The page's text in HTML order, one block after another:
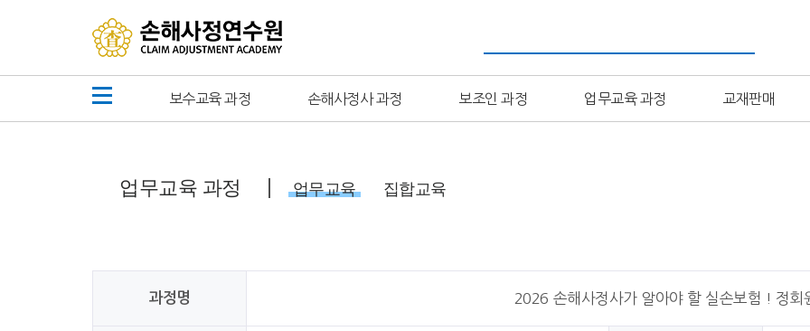
보수교육 과정 손해사정사 과정 보조인 과정 업무교육 과정 교재판매
업무교육 과정 업무교육 집합교육
과정명 2026 손해사정사가 알아야 할 실손보험 ! 정회